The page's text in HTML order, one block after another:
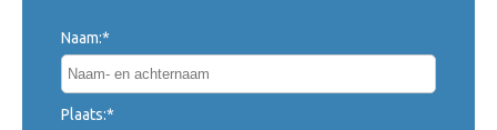
Naam:*
Plaats:*